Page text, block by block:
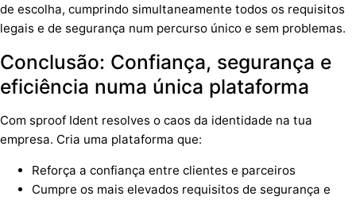
de escolha, cumprindo simultaneamente todos os requisitos
legais e de segurança num percurso único e sem problemas.
Conclusão: Confiança, segurança e
eficiência numa única plataforma
Com sproof Ident resolves o caos da identidade na tua
empresa. Cria uma plataforma que:
Reforça a confiança entre clientes e parceiros
Cumpre os mais elevados requisitos de segurança e